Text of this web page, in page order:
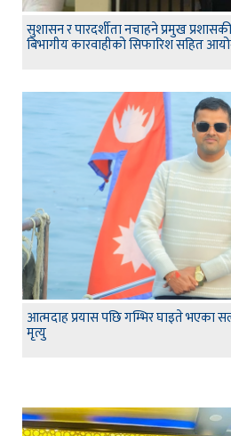
सुशासन र पारदर्शीता नचाहने प्रमुख
बिभागीय कारवाहीको सिफारिश सहित
आत्मदाह प्रयास पछि गम्भिर घाइते भएका
मृत्यु